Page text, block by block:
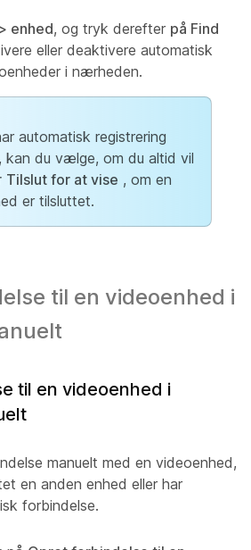
enhed, og tryk derefter på Find
eller deaktivere automatisk
i nærheden.
automatisk registrering
kan du vælge, om du altid vil
Tilslut for at vise , om en
er tilsluttet.
til en videoenhed i
til en videoenhed i
manuelt med en videoenhed,
en anden enhed eller har
forbindelse.